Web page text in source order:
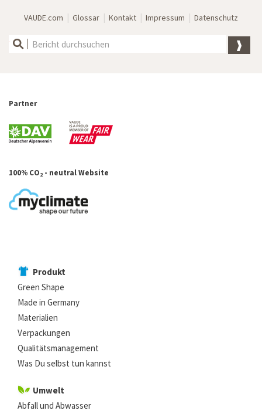
VAUDE.com | Glossar | Kontakt | Impressum | Datenschutz
Partner
100% CO2 - neutral Website
Produkt
Green Shape
Made in Germany
Materialien
Verpackungen
Qualitätsmanagement
Was Du selbst tun kannst
Umwelt
Abfall und Abwasser